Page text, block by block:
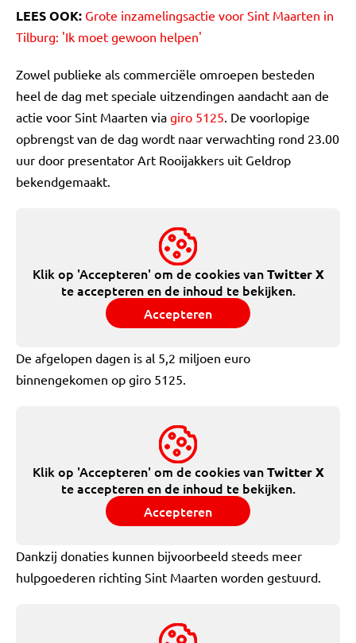
LEES OOK: Grote inzamelingsactie voor Sint Maarten in
Tilburg: 'Ik moet gewoon helpen'
Zowel publieke als commerciële omroepen besteden
heel de dag met speciale uitzendingen aandacht aan de
actie voor Sint Maarten via giro 5125. De voorlopige
opbrengst van de dag wordt naar verwachting rond 23.00
uur door presentator Art Rooijakkers uit Geldrop
bekendgemaakt.
Klik op 'Accepteren' om de cookies vanTwitter X
te accepteren en de inhoud te bekijken.
Accepteren
De afgelopen dagen is al 5,2 miljoen euro
binnengekomen op giro 5125.
Klik op 'Accepteren' om de cookies vanTwitter X
te accepteren en de inhoud te bekijken.
Accepteren
Dankzij donaties kunnen bijvoorbeeld steeds meer
hulpgoederen richting Sint Maarten worden gestuurd.